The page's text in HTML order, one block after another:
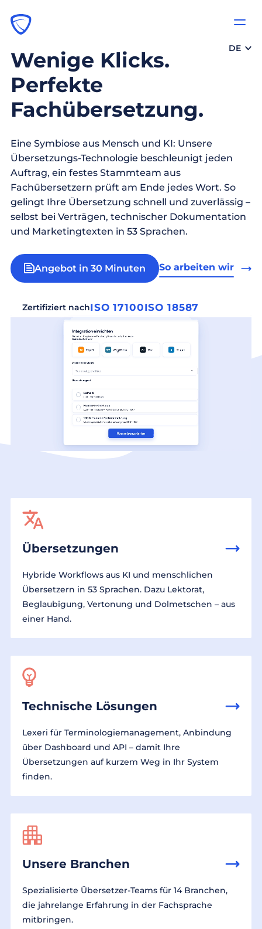
DE
Wenige Klicks.
Perfekte
Fachübersetzung.
Eine Symbiose aus Mensch und KI: Unsere
Übersetzungs-Technologie beschleunigt jeden
Auftrag, ein festes Stammteam aus
Fachübersetzern prüft am Ende jedes Wort. So
gelingt Ihre Übersetzung schnell und zuverlässig –
selbst bei Verträgen, technischer Dokumentation
und Marketingtexten in 53 Sprachen.
Angebot in 30 Minuten So arbeiten wir
Zertifiziert nachISO 17100ISO 18587
Übersetzungen
Hybride Workflows aus KI und menschlichen
Übersetzern in 53 Sprachen. Dazu Lektorat,
Beglaubigung, Vertonung und Dolmetschen – aus
einer Hand.
Technische Lösungen
Lexeri für Terminologiemanagement, Anbindung
über Dashboard und API – damit Ihre
Übersetzungen auf kurzem Weg in Ihr System
finden.
Unsere Branchen
Spezialisierte Übersetzer-Teams für 14 Branchen,
die jahrelange Erfahrung in der Fachsprache
mitbringen.